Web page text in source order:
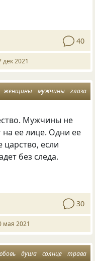
40
дек 2021
женщины мужчины глаза
Мужчины не
на ее лице. Одни ее
царство, если
без следа.
30
мая 2021
душа солнце трава